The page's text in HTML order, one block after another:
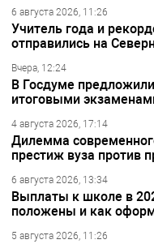
6 августа 2026, 11:26
Учитель года и
отправились на
Вчера, 12:24
В Госдуме
итоговыми
4 августа 2026, 17:14
Дилемма
престиж вуза против
6 августа 2026, 13:34
Выплаты к школе в
положены и как
5 августа 2026, 11:26